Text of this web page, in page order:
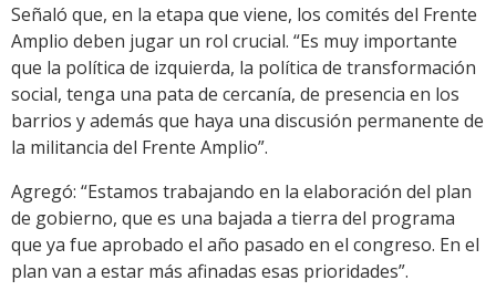
Señaló que, en la etapa que viene, los comités del Frente
Amplio deben jugar un rol crucial. “Es muy importante
que la política de izquierda, la política de transformación
social, tenga una pata de cercanía, de presencia en los
barrios y además que haya una discusión permanente de
la militancia del Frente Amplio”.
Agregó: “Estamos trabajando en la elaboración del plan
de gobierno, que es una bajada a tierra del programa
que ya fue aprobado el año pasado en el congreso. En el
plan van a estar más afinadas esas prioridades”.